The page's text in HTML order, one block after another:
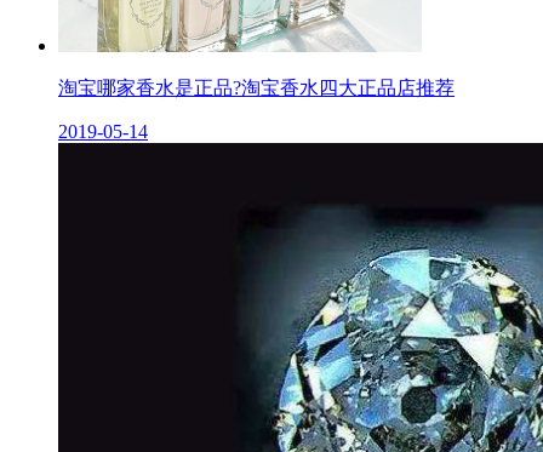
淘宝哪家香水是正品?淘宝香水四大正品店推荐
2019-05-14